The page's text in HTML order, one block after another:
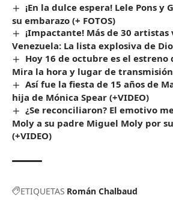
¡En la dulce espera! Lele Pons y
su embarazo (+ FOTOS)
¡Impactante! Más de 30 artistas
Venezuela: La lista explosiva de
Hoy 16 de octubre es el estreno
Mira la hora y lugar de
Así fue la fiesta de 15 años de
hija de Mónica Spear (+VIDEO)
¿Se reconciliaron? El emotivo
Moly a su padre Miguel Moly por
(+VIDEO)
ETIQUETAS Román Chalbaud